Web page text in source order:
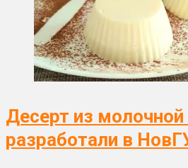
Десерт из
разработали в